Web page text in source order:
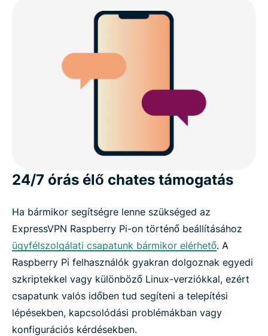
24/7 órás élő chates támogatás
Ha bármikor segítségre lenne szükséged az
ExpressVPN Raspberry Pi-on történő beállításához
ügyfélszolgálati csapatunk bármikor elérhető. A
Raspberry Pi felhasználók gyakran dolgoznak egyedi
szkriptekkel vagy különböző Linux-verziókkal, ezért
csapatunk valós időben tud segíteni a telepítési
lépésekben, kapcsolódási problémákban vagy
konfigurációs kérdésekben.